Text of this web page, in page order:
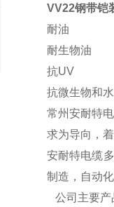
VV22钢带铠
耐油
耐生物油
抗UV
抗微生物和
常州安耐特
求为导向，
安耐特电缆
制造，自动
公司主要产